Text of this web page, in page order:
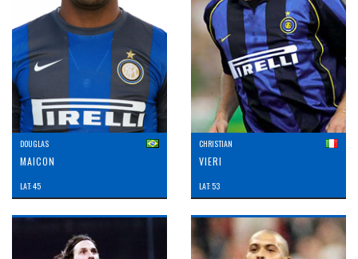
DOUGLAS
MAICON
LAT: 45
CHRISTIAN
VIERI
LAT: 53